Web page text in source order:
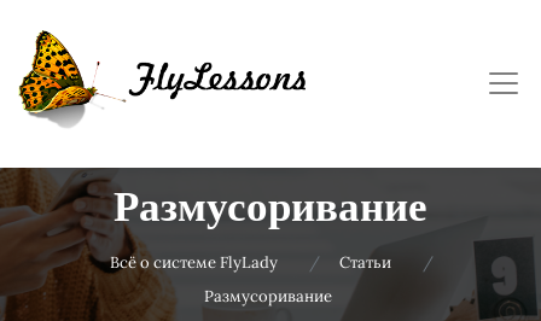
Размусоривание
Всё о системе FlyLady
Статьи
Размусоривание